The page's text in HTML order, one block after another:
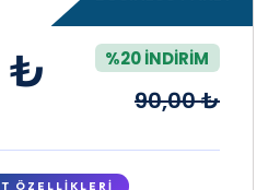
₺ %20 İNDIRIM
90,00 ₺
ÖZELLIKLERI